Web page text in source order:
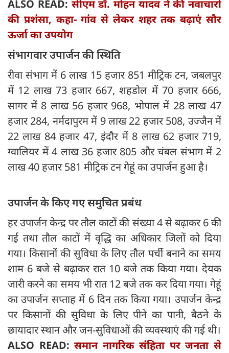
ALSO READ: सीएम डॉ. मोहन यादव ने की नवाचारों
की प्रशंसा, कहा- गांव से लेकर शहर तक बढ़ाएं सौर
ऊर्जा का उपयोग
संभागवार उपार्जन की स्थिति
रीवा संभाग में 6 लाख 15 हजार 851 मीट्रिक टन, जबलपुर
में 12 लाख 73 हजार 667, शहडोल में 70 हजार 666,
सागर में 8 लाख 56 हजार 968, भोपाल में 28 लाख 47
हजार 284, नर्मदापुरम में 9 लाख 22 हजार 508, उज्जैन में
22 लाख 84 हजार 47, इंदौर में 8 लाख 62 हजार 719,
ग्वालियर में 4 लाख 36 हजार 805 और चंबल संभाग में 2
लाख 40 हजार 581 मीट्रिक टन गेहूं का उपार्जन हुआ है।
उपार्जन के किए गए समुचित प्रबंध
हर उपार्जन केन्द्र पर तौल काटों की संख्या 4 से बढ़ाकर 6 की
गई तथा तौल काटों में वृद्धि का अधिकार जिलों को दिया
गया। किसानों की सुविधा के लिए तौल पर्ची बनाने का समय
शाम 6 बजे से बढ़ाकर रात 10 बजे तक किया गया। देयक
जारी करने का समय भी रात 12 बजे तक कर दिया गया। गेहूं
का उपार्जन सप्ताह में 6 दिन तक किया गया। उपार्जन केन्द्र
पर किसानों की सुविधा के लिए पीने का पानी, बैठने के
छायादार स्थान और जन-सुविधाओं की व्यवस्थाएं की गई थी।
ALSO READ:समान नागरिक संहिता पर जनता से